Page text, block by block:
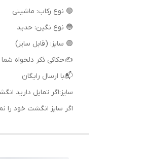
🟢 نوع رکاب: ماشینی
🔵 نوع نگین: حدید
🟣 سایز: (قابل سایز)
✍حکاکی ذکر دلخواه
📬با ارسال رایگان
سایز:اگر تمایل دارید
اگر سایز انگشت خود را